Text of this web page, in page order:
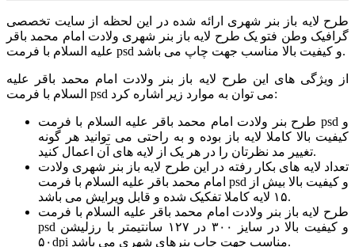
طرح لایه باز بنر شهری ارائه شده در این لحظه از سایت تخصصی
گرافیک وطن فتو یک طرح لایه باز بنر شهری ولادت امام محمد باقر
علیه السلام با فرمت psd و کیفیت بالا مناسب جهت چاپ می باشد.
از ویژگی های این طرح لایه باز بنر ولادت امام محمد باقر علیه
السلام با فرمت psd می توان به موارد زیر اشاره کرد:
طرح بنر ولادت امام محمد باقر علیه السلام با فرمت psd و
کیفیت بالا کاملا لایه باز بوده و به راحتی می توانید هر گونه
تغییر مد نظرتان را در هر یک از لایه های آن اعمال کنید.
تعداد لایه های بکار رفته در این طرح لایه باز بنر شهری ولادت
امام محمد باقر علیه السلام با فرمت psd و کیفیت بالا بیش از
۱۵ لایه کاملا تفکیک شده و قابل ویرایش می باشد.
طرح لایه باز بنر ولادت امام محمد باقر علیه السلام با فرمت
psd و کیفیت بالا در سایز ۳۰۰ در ۱۲۷ سانتیمتر با رزلیشن
۵۰dpi مناسب جهت چاپ بنرهای شهری می باشد.